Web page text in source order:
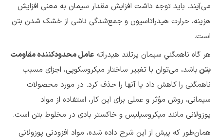
می‌آیند. باید توجه داشت افزایش مقدار سیمان به معنی افزایش
هزینه، حرارت هیدراتاسیون و جمع‌شدگی ناشی از خشک شدن بتن
است.
هر گاه ناهمگنیِ سیمان پرتلند هیدراته عامل محدودکننده مقاومت
بتن باشد، می‌توان با تغییر ساختار میکروسکوپی، اجزای مسبب
ناهمگنی را کاهش داد یا آنها را حذف کرد. در مورد محصولات
سیمانی، روش مؤثر و عملی برای این کار، استفاده از مواد
پوزولانی مانند میکروسیلیس و خاکستر بادی در مخلوط بتن است.
همان‌طور که پیش از این شرح داده شده، مواد افزودنی پوزولانی